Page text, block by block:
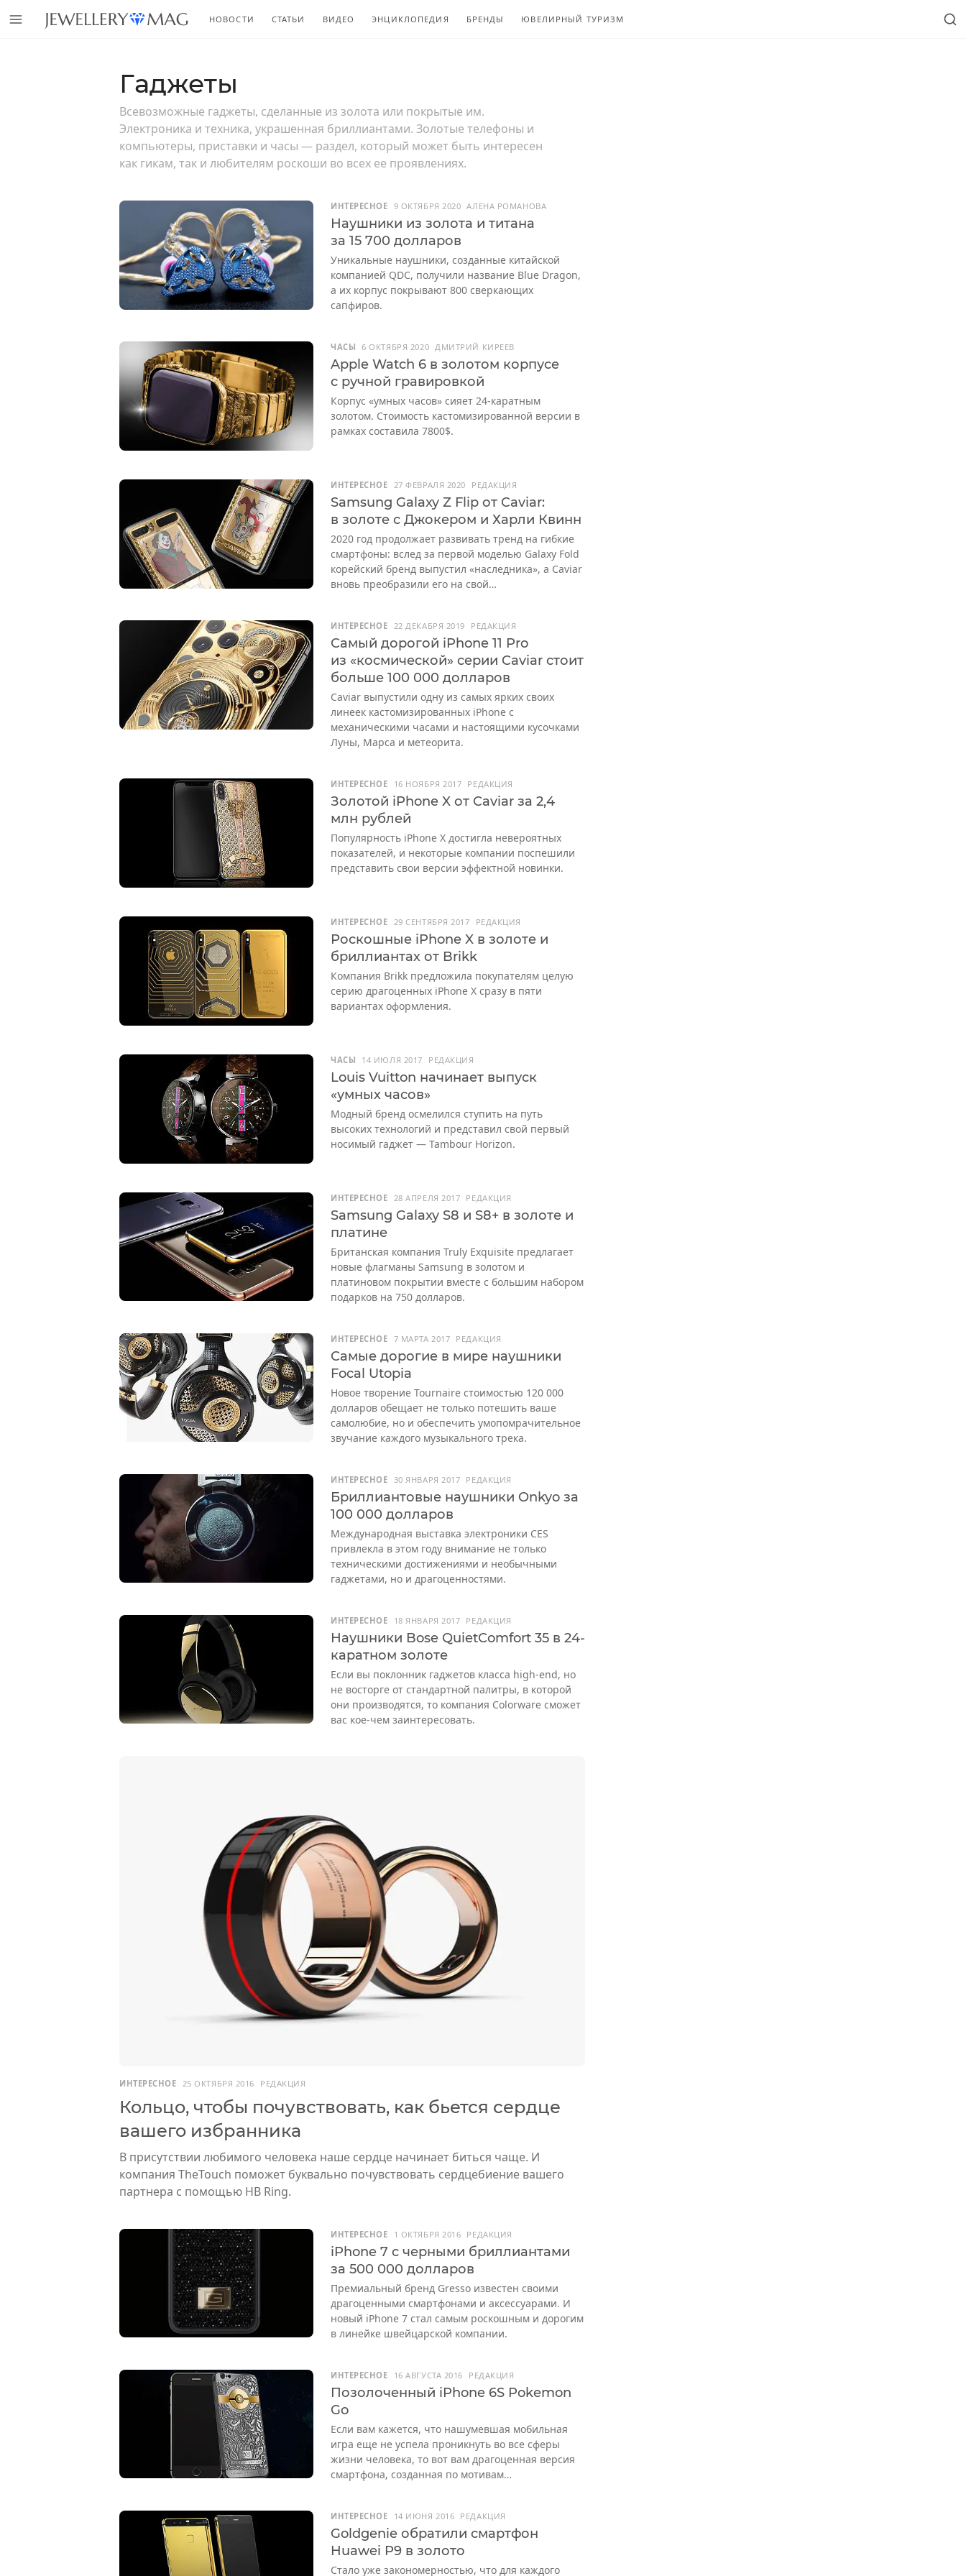
НОВОСТИ СТАТЬИ ВИДЕО ЭНЦИКЛОПЕДИЯ БРЕНДЫ ЮВЕЛИРНЫЙ ТУРИЗМ
Гаджеты
Всевозможные гаджеты, сделанные из золота или покрытые им.
Электроника и техника, украшенная бриллиантами. Золотые телефоны и
компьютеры, приставки и часы — раздел, который может быть интересен
как гикам, так и любителям роскоши во всех ее проявлениях.
ИНТЕРЕСНОЕ 9 ОКТЯБРЯ 2020 АЛЕНА РОМАНОВА
Наушники из золота и титана
за 15 700 долларов
Уникальные наушники, созданные китайской
компанией QDC, получили название Blue Dragon,
а их корпус покрывают 800 сверкающих
сапфиров.
ЧАСЫ 6 ОКТЯБРЯ 2020 ДМИТРИЙ КИРЕЕВ
Apple Watch 6 в золотом корпусе
с ручной гравировкой
Корпус «умных часов» сияет 24-каратным
золотом. Стоимость кастомизированной версии в
рамках составила 7800$.
ИНТЕРЕСНОЕ 27 ФЕВРАЛЯ 2020 РЕДАКЦИЯ
Samsung Galaxy Z Flip от Caviar:
в золоте с Джокером и Харли Квинн
2020 год продолжает развивать тренд на гибкие
смартфоны: вслед за первой моделью Galaxy Fold
корейский бренд выпустил «наследника», а Caviar
вновь преобразили его на свой…
ИНТЕРЕСНОЕ 22 ДЕКАБРЯ 2019 РЕДАКЦИЯ
Самый дорогой iPhone 11 Pro
из «космической» серии Caviar стоит
больше 100 000 долларов
Caviar выпустили одну из самых ярких своих
линеек кастомизированных iPhone с
механическими часами и настоящими кусочками
Луны, Марса и метеорита.
ИНТЕРЕСНОЕ 16 НОЯБРЯ 2017 РЕДАКЦИЯ
Золотой iPhone X от Caviar за 2,4
млн рублей
Популярность iPhone X достигла невероятных
показателей, и некоторые компании поспешили
представить свои версии эффектной новинки.
ИНТЕРЕСНОЕ 29 СЕНТЯБРЯ 2017 РЕДАКЦИЯ
Роскошные iPhone X в золоте и
бриллиантах от Brikk
Компания Brikk предложила покупателям целую
серию драгоценных iPhone X сразу в пяти
вариантах оформления.
ЧАСЫ 14 ИЮЛЯ 2017 РЕДАКЦИЯ
Louis Vuitton начинает выпуск
«умных часов»
Модный бренд осмелился ступить на путь
высоких технологий и представил свой первый
носимый гаджет — Tambour Horizon.
ИНТЕРЕСНОЕ 28 АПРЕЛЯ 2017 РЕДАКЦИЯ
Samsung Galaxy S8 и S8+ в золоте и
платине
Британская компания Truly Exquisite предлагает
новые флагманы Samsung в золотом и
платиновом покрытии вместе с большим набором
подарков на 750 долларов.
ИНТЕРЕСНОЕ 7 МАРТА 2017 РЕДАКЦИЯ
Самые дорогие в мире наушники
Focal Utopia
Новое творение Tournaire стоимостью 120 000
долларов обещает не только потешить ваше
самолюбие, но и обеспечить умопомрачительное
звучание каждого музыкального трека.
ИНТЕРЕСНОЕ 30 ЯНВАРЯ 2017 РЕДАКЦИЯ
Бриллиантовые наушники Onkyo за
100 000 долларов
Международная выставка электроники CES
привлекла в этом году внимание не только
техническими достижениями и необычными
гаджетами, но и драгоценностями.
ИНТЕРЕСНОЕ 18 ЯНВАРЯ 2017 РЕДАКЦИЯ
Наушники Bose QuietComfort 35 в 24-
каратном золоте
Если вы поклонник гаджетов класса high-end, но
не восторге от стандартной палитры, в которой
они производятся, то компания Colorware сможет
вас кое-чем заинтересовать.
ИНТЕРЕСНОЕ 25 ОКТЯБРЯ 2016 РЕДАКЦИЯ
Кольцо, чтобы почувствовать, как бьется сердце
вашего избранника
В присутствии любимого человека наше сердце начинает биться чаще. И
компания TheTouch поможет буквально почувствовать сердцебиение вашего
партнера с помощью HB Ring.
ИНТЕРЕСНОЕ 1 ОКТЯБРЯ 2016 РЕДАКЦИЯ
iPhone 7 с черными бриллиантами
за 500 000 долларов
Премиальный бренд Gresso известен своими
драгоценными смартфонами и аксессуарами. И
новый iPhone 7 стал самым роскошным и дорогим
в линейке швейцарской компании.
ИНТЕРЕСНОЕ 16 АВГУСТА 2016 РЕДАКЦИЯ
Позолоченный iPhone 6S Pokemon
Go
Если вам кажется, что нашумевшая мобильная
игра еще не успела проникнуть во все сферы
жизни человека, то вот вам драгоценная версия
смартфона, созданная по мотивам…
ИНТЕРЕСНОЕ 14 ИЮНЯ 2016 РЕДАКЦИЯ
Goldgenie обратили смартфон
Huawei P9 в золото
Стало уже закономерностью, что для каждого